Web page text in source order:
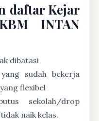
daftar Kejar
INTAN
dibatasi
sudah bekerja
flexibel
sekolah/drop
naik kelas.